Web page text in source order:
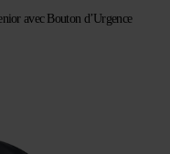
avec Bouton d’Urgence